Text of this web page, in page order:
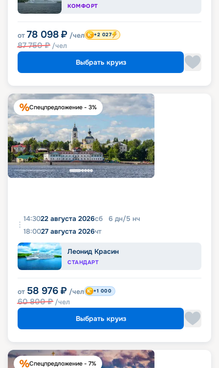
КОМФОРТ
от 78 098 ₽ /чел
87 750₽ /чел
+2 027
Выбрать круиз
Спецпредложение - 3%
14:3022 августа 2026сб 6 дн/5 нч
18:0027 августа 2026чт
Леонид Красин
СТАНДАРТ
от 58 976 ₽ /чел
60 800₽ /чел
+1 000
Выбрать круиз
Спецпредложение - 7%